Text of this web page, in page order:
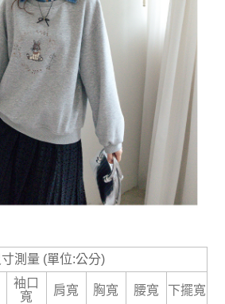
寸測量 (單位:公分)
袖口
寬
肩寬 胸寬 腰寬 下擺寬